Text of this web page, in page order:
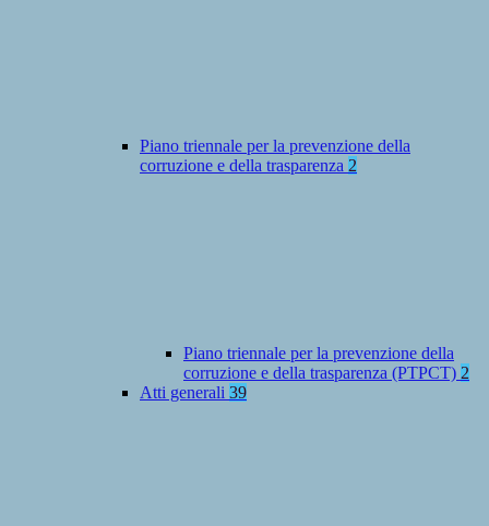
Piano triennale per la prevenzione della
corruzione e della trasparenza 2
Piano triennale per la prevenzione della
corruzione e della trasparenza (PTPCT) 2
Atti generali 39